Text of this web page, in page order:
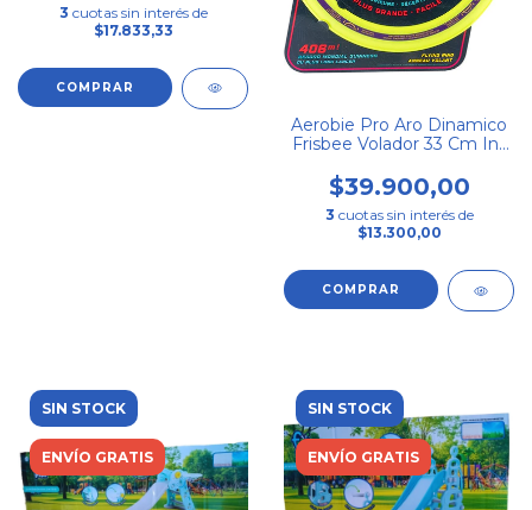
3 cuotas sin interés de
$17.833,33
Aerobie Pro Aro Dinamico
Frisbee Volador 33 Cm Int
$39.900,00
3 cuotas sin interés de
$13.300,00
SIN STOCK
ENVÍO GRATIS
SIN STOCK
ENVÍO GRATIS